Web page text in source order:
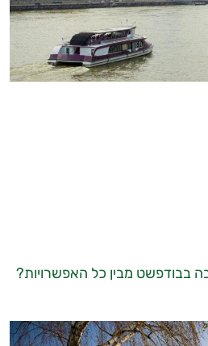
בבודפשט מבין כל האפשרויות?